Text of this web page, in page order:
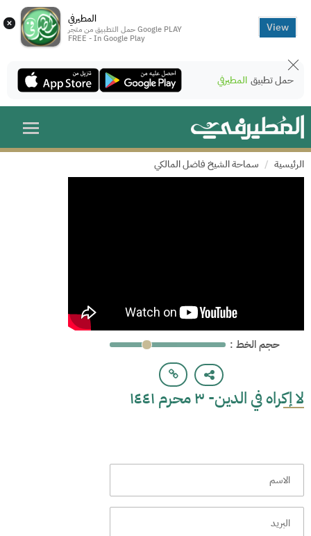
× المطيرفي
حمل التطبيق من متجر Google PLAY
FREE - In Google Play
View
حمل تطبيق المطيرفي
الرئيسية سماحة الشيخ فاضل المالكي
: حجم الخط
لا إكراه في الدين- ٣ محرم ١٤٤١